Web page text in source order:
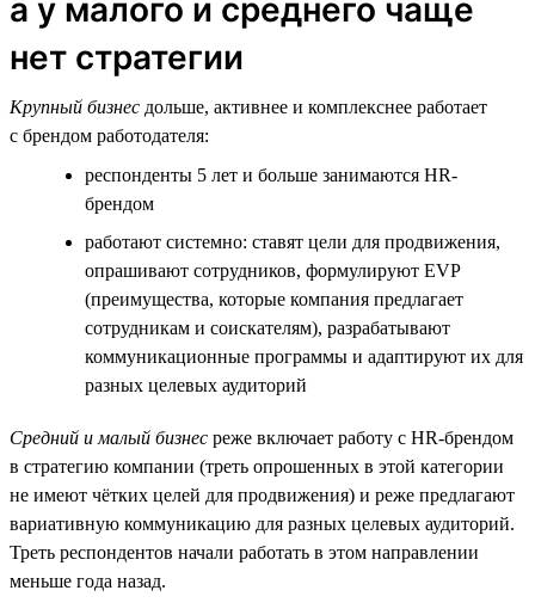
а у малого и среднего чаще
нет стратегии
Крупный бизнес дольше, активнее и комплекснее работает
с брендом работодателя:
респонденты 5 лет и больше занимаются HR-
брендом
работают системно: ставят цели для продвижения,
опрашивают сотрудников, формулируют EVP
(преимущества, которые компания предлагает
сотрудникам и соискателям), разрабатывают
коммуникационные программы и адаптируют их для
разных целевых аудиторий
Средний и малый бизнес реже включает работу с HR-брендом
в стратегию компании (треть опрошенных в этой категории
не имеют чётких целей для продвижения) и реже предлагают
вариативную коммуникацию для разных целевых аудиторий.
Треть респондентов начали работать в этом направлении
меньше года назад.